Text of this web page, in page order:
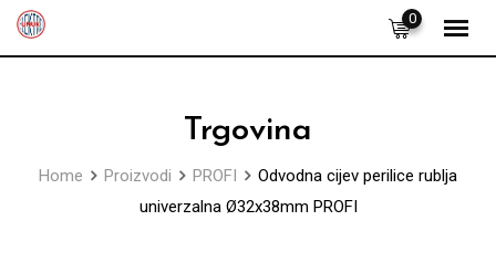
Skip
0
Trgovina
Home Proizvodi PROFI
Odvodna cijev perilice rublja
univerzalna Ø32x38mm PROFI